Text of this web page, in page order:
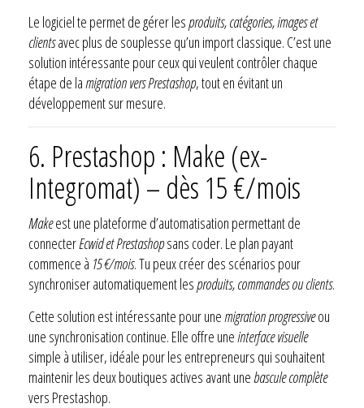
Le logiciel te permet de gérer lesproduits, catégories, images et
clientsavec plus de souplesse qu’un import classique. C’est une
solution intéressante pour ceux qui veulent contrôler chaque
étape de la migration vers Prestashop, tout en évitant un
développement sur mesure.
6. Prestashop : Make (ex-
Integromat) – dès 15 €/mois
Makeest une plateforme d’automatisation permettant de
connecterEcwid et Prestashopsans coder. Le plan payant
commence à 15 €/mois. Tu peux créer des scénarios pour
synchroniser automatiquement lesproduits, commandes ou clients.
Cette solution est intéressante pour une migration progressiveou
une synchronisation continue. Elle offre uneinterface visuelle
simple à utiliser, idéale pour les entrepreneurs qui souhaitent
maintenir les deux boutiques actives avant une bascule complète
vers Prestashop.